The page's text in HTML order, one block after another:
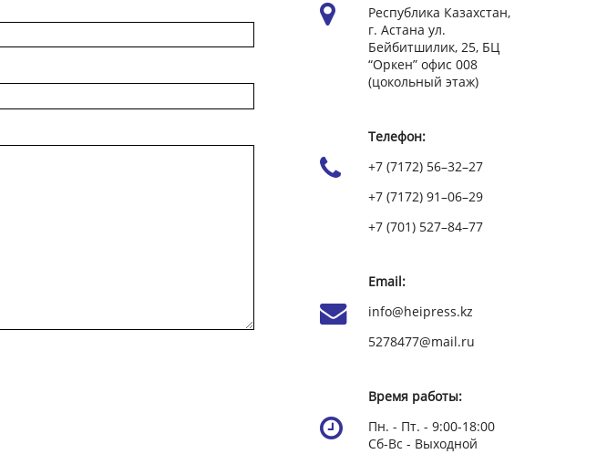
Республика Казахстан,
г. Астана ул.
Бейбитшилик, 25, БЦ
“Оркен” офис 008
(цокольный этаж)
Телефон:
+7 (7172) 56–32–27
+7 (7172) 91–06–29
+7 (701) 527–84–77
Email:
info@heipress.kz
5278477@mail.ru
Время работы:
Пн. - Пт. - 9:00-18:00
Сб-Вс - Выходной